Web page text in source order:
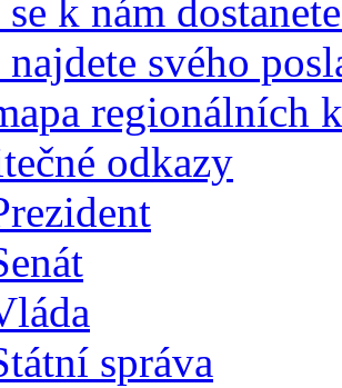
se k nám
najdete svého
regionálních
odkazy
správa